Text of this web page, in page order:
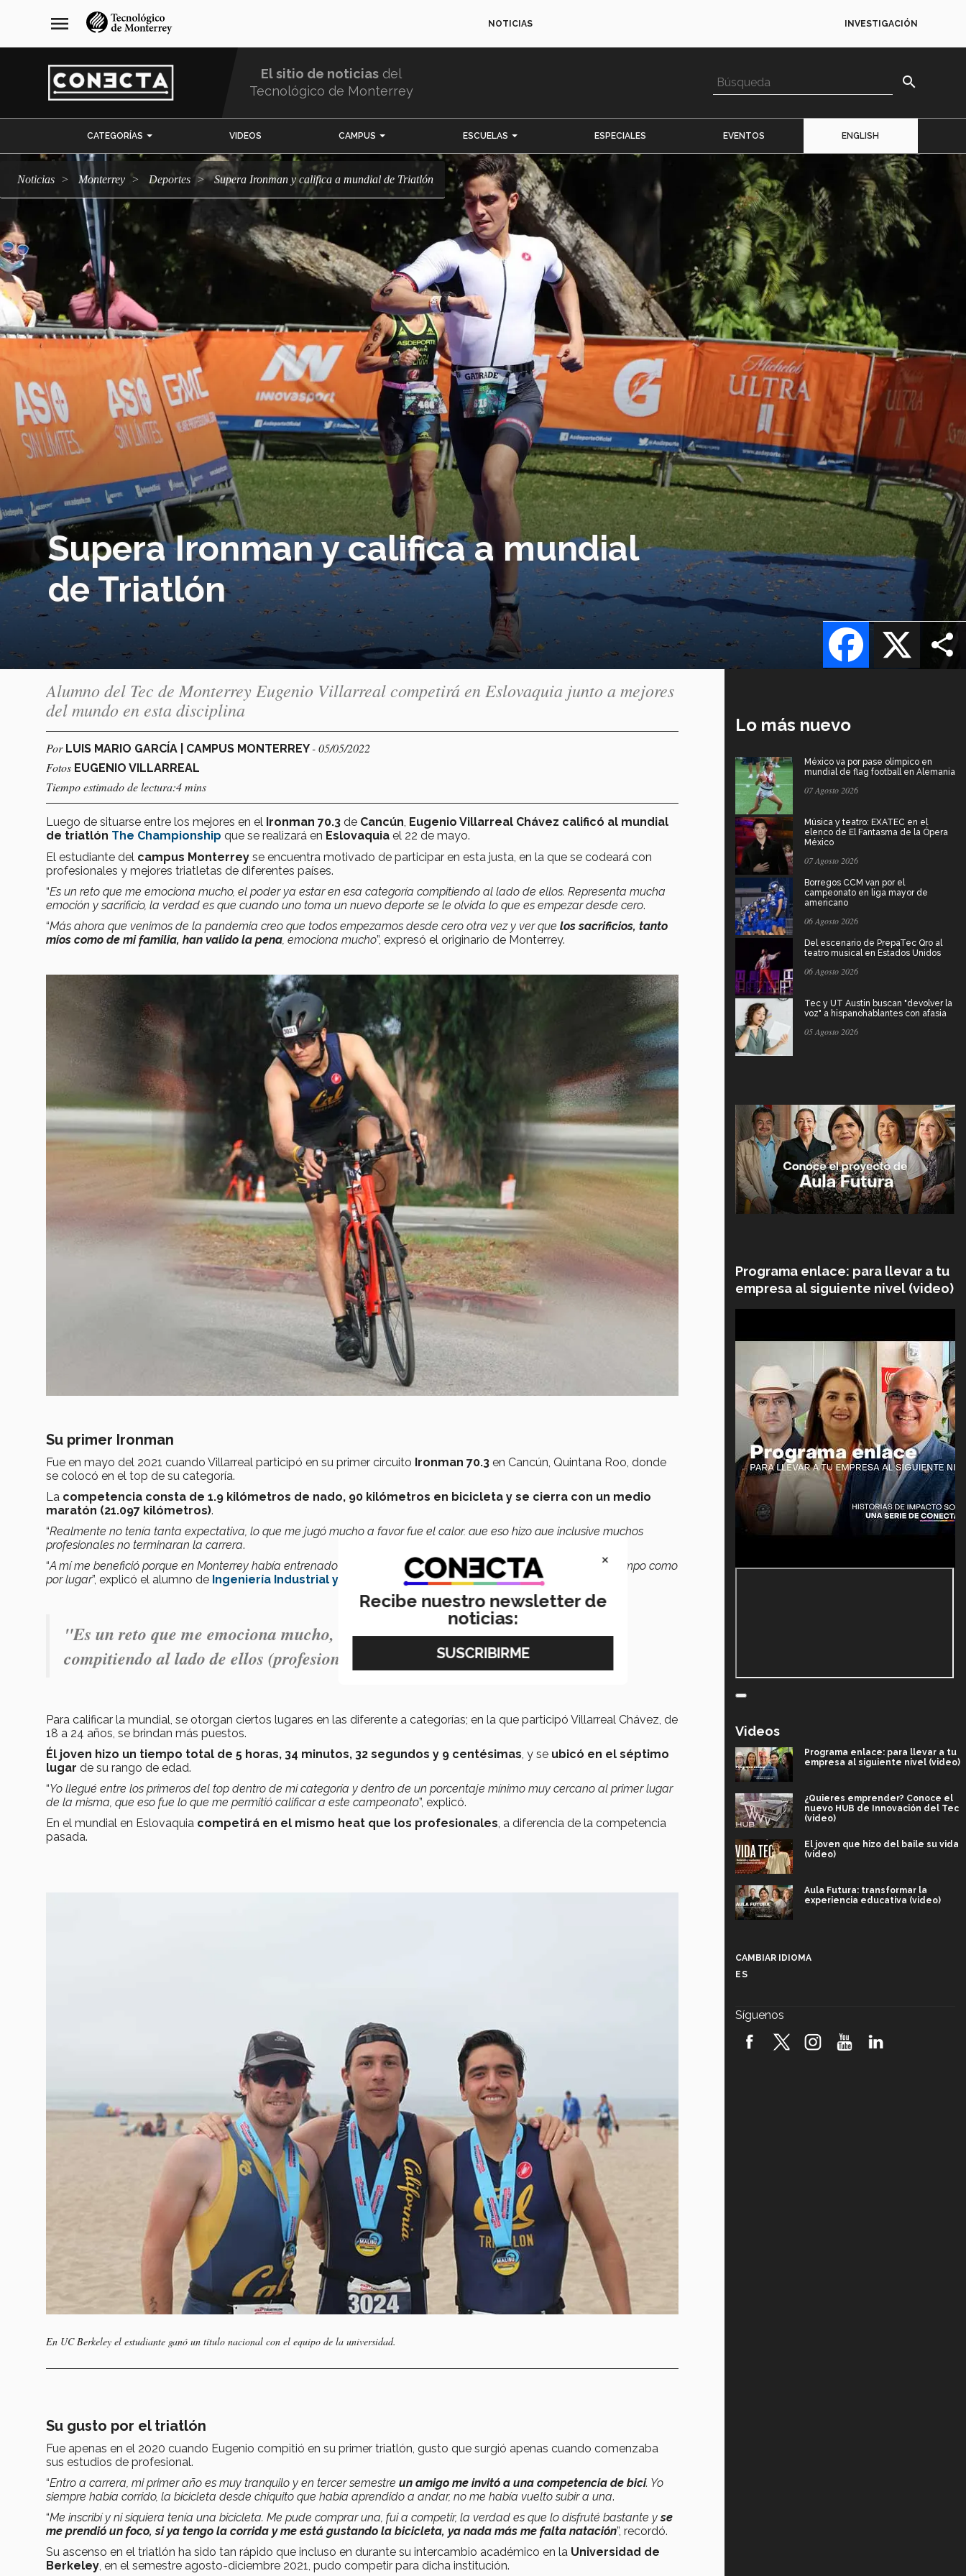
navegación
principal
menu NOTICIAS INVESTIGACIÓN
El sitio de noticias del
Tecnológico de Monterrey
search
CATEGORÍAS VIDEOS CAMPUS ESCUELAS ESPECIALES EVENTOS ENGLISH
Noticias Monterrey deportes Supera Ironman y califica a mundial de Triatlón
Supera Ironman y califica a mundial
de Triatlón
X
Facebook
Alumno del Tec de Monterrey Eugenio Villarreal competirá en Eslovaquia junto a mejores
del mundo en esta disciplina
Por LUIS MARIO GARCÍA | CAMPUS MONTERREY- 05/05/2022
Fotos EUGENIO VILLARREAL
Tiempo estimado de lectura:4 mins
Luego de situarse entre los mejores en el Ironman 70.3 de Cancún Eugenio Villarreal Chávez calificó al mundial
de triatlón The Championship que se realizará en Eslovaquia el 22 de mayo.
El estudiante del campus Monterrey se encuentra motivado de participar en esta justa, en la que se codeará con
profesionales y mejores triatletas de diferentes países.
“Es un reto que me emociona mucho, el poder ya estar en esa categoría compitiendo al lado de ellos. Representa mucha
emoción y sacrificio, la verdad es que cuando uno toma un nuevo deporte se le olvida lo que es empezar desde cero.
“Más ahora que venimos de la pandemia creo que todos empezamos desde cero otra vez y ver que los sacrificios, tanto
míos como de mi familia, han valido la pena , emociona mucho”, expresó el originario de Monterrey.
Su primer Ironman
Fue en mayo del 2021 cuando Villarreal participó en su primer circuito Ironman 70.3 en Cancún, Quintana Roo, donde
se colocó en el top de su categoría.
La competencia consta de 1.9 kilómetros de nado, 90 kilómetros en bicicleta y se cierra con un medio
maratón (21.097 kilómetros).
“Realmente no tenía tanta expectativa, lo que me jugó mucho a favor fue el calor, que eso hizo que inclusive muchos
profesionales no terminaran la carrera.
“A mí me benefició porque en Monterrey había entrenado en condiciones muy parecidas y se califica tanto por tiempo como
por lugar”, explicó el alumno de Ingeniería Industrial y de Sistemas.
"Es un reto que me emociona mucho, el poder ya estar en esa categoría
compitiendo al lado de ellos (profesionales)".
Para calificar la mundial, se otorgan ciertos lugares en las diferente a categorías; en la que participó Villarreal Chávez, de
18 a 24 años, se brindan más puestos.
Él joven hizo un tiempo total de 5 horas, 34 minutos, 32 segundos y 9 centésimas, y se ubicó en el séptimo
lugar de su rango de edad.
“Yo llegué entre los primeros del top dentro de mi categoría y dentro de un porcentaje mínimo muy cercano al primer lugar
de la misma, que eso fue lo que me permitió calificar a este campeonato”, explicó.
En el mundial en Eslovaquia competirá en el mismo heat que los profesionales, a diferencia de la competencia
pasada.
En UC Berkeley el estudiante ganó un título nacional con el equipo de la universidad.
Su gusto por el triatlón
Fue apenas en el 2020 cuando Eugenio compitió en su primer triatlón, gusto que surgió apenas cuando comenzaba
sus estudios de profesional.
“Entro a carrera, mi primer año es muy tranquilo y en tercer semestre un amigo me invitó a una competencia de bici. Yo
siempre había corrido, la bicicleta desde chiquito que había aprendido a andar, no me había vuelto subir a una.
“Me inscribí y ni siquiera tenía una bicicleta. Me pude comprar una, fui a competir, la verdad es que lo disfruté bastante yse
me prendió un foco, si ya tengo la corrida y me está gustando la bicicleta, ya nada más me falta natación”, recordó.
Su ascenso en el triatlón ha sido tan rápido que incluso en durante su intercambio académico en la Universidad de
Berkeley, en el semestre agosto-diciembre 2021, pudo competir para dicha institución.
Lo más nuevo
México va por pase olímpico en
mundial de flag football en Alemania
07 Agosto 2026
Música y teatro: EXATEC en el
elenco de El Fantasma de la Ópera
México
07 Agosto 2026
Borregos CCM van por el
campeonato en liga mayor de
americano
06 Agosto 2026
Del escenario de PrepaTec Qro al
teatro musical en Estados Unidos
06 Agosto 2026
Tec y UT Austin buscan "devolver la
voz" a hispanohablantes con afasia
05 Agosto 2026
Programa enlace: para llevar a tu
empresa al siguiente nivel (video)
Videos
Programa enlace: para llevar a tu
empresa al siguiente nivel (video)
¿Quieres emprender? Conoce el
nuevo HUB de Innovación del Tec
(video)
El joven que hizo del baile su vida
(video)
Aula Futura: transformar la
experiencia educativa (video)
robótica FIRST 2026! (video)
CAMBIAR IDIOMA
ES
Síguenos
×
Recibe nuestro newsletter de
noticias: